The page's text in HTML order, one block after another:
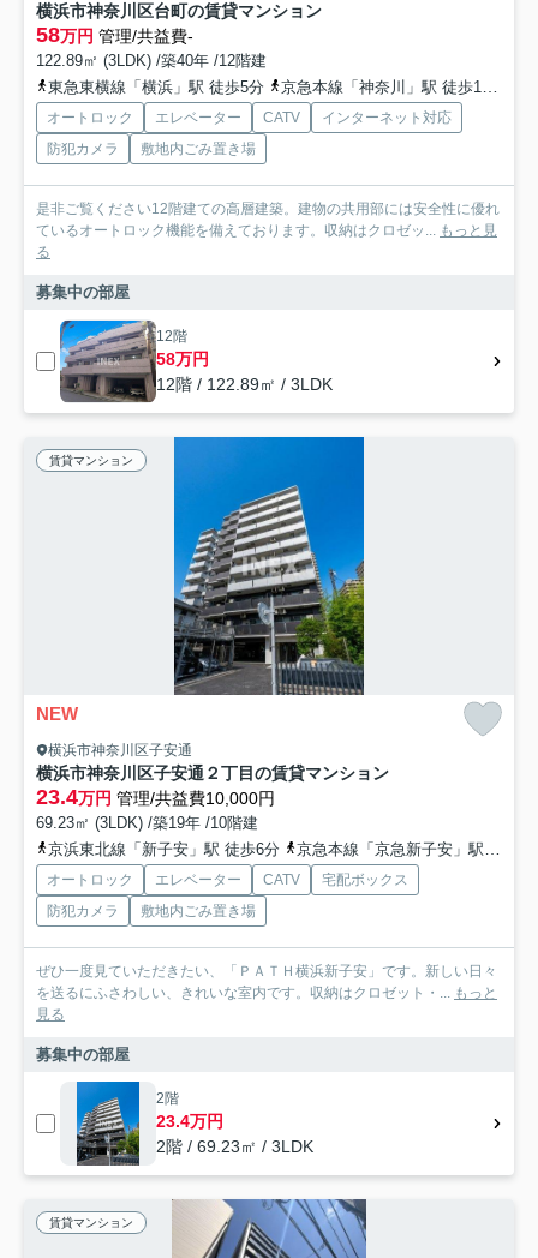
横浜市神奈川区台町の賃貸マンション
58万円 管理/共益費-
122.89㎡ (3LDK) /築40年 /12階建
東急東横線「横浜」駅 徒歩5分
京急本線「神奈川」駅 徒歩10分
オートロック エレベーター CATV
インターネット対応
防犯カメラ
敷地内ごみ置き場
是非ご覧ください12階建ての高層建築。建物の共用部には安全性に優れ
ているオートロック機能を備えております。収納はクロゼッ... もっと見
る
募集中の部屋
12階
58万円
12階 / 122.89㎡ / 3LDK
賃貸マンション
NEW
横浜市神奈川区子安通
横浜市神奈川区子安通２丁目の賃貸マンション
23.4万円 管理/共益費10,000円
69.23㎡ (3LDK) /築19年 /10階建
京浜東北線「新子安」駅 徒歩6分
京急本線「京急新子安」駅 徒歩6分
オートロック エレベーター CATV
宅配ボックス
防犯カメラ
敷地内ごみ置き場
ぜひ一度見ていただきたい、「ＰＡＴＨ横浜新子安」です。新しい日々
を送るにふさわしい、きれいな室内です。収納はクロゼット・... もっと
見る
募集中の部屋
2階
23.4万円
2階 / 69.23㎡ / 3LDK
賃貸マンション